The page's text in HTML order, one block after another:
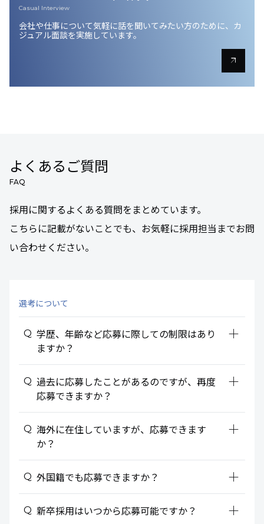
Casual Interview
会社や仕事について気軽に話を聞いてみたい方のために、 カ
ジュアル面談を実施しています。
arrow_outward
よくあるご質問
FAQ
採用に関するよくある質問をまとめています。
こちらに記載がないことでも、お気軽に採用担当までお問
い合わせください。
選考について
学歴、年齢など応募に際しての制限はあり
ますか？
add_2
過去に応募したことがあるのですが、再度
応募できますか？
add_2
海外に在住していますが、応募できます
か？
add_2
外国籍でも応募できますか？ add_2
新卒採用はいつから応募可能ですか？ add_2